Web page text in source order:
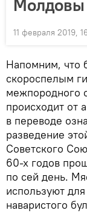
11 февраля 2019,
Напомним, что
скороспелым
межпородного
происходит от
в переводе
разведение
Советского
60-х годов
по сей день.
используют
наваристого